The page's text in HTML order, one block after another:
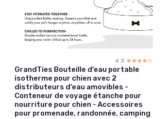
4.3 ☆☆☆☆☆
★★★★★
GrandTies Bouteille d'eau portable
isotherme pour chien avec 2
distributeurs d'eau amovibles -
Conteneur de voyage étanche pour
nourriture pour chien - Accessoires
pour promenade, randonnée, camping